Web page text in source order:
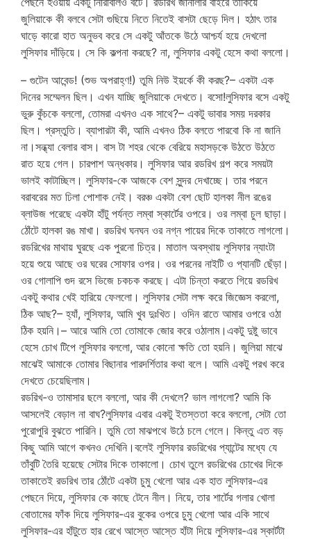
জুলিয়াকে কী বলবে সেটা গুছিয়ে নিতে নিতেই বাসটা ছেড়ে দিল। হঠাৎ তার
ঘাড়ে কারো হাত অনুভব করে সে একটু আঁতকে উঠে আশ্চর্য হয়ে দেখলো
লুসিফার দাঁড়িয়ে। সে কি কল্পনা করছে? না, লুসিফার একটু হেসে কথা বললো।
– গুটেন আবেন্ড! (শুভ অপরাহ্ণ!) তুমি নিউ ইয়র্কে কী করছ?– একটা এক
দিনের সম্মেলন ছিল। এখন যাচ্ছি জুলিয়াকে দেখতে। বসো!লুসিফার বসে একটু
ভুরু কুঁচকে বললো, তোমরা এখনও এক সাথে?– একটু ভাবার সময় দরকার
ছিল। প্রস্তুতি। ব্যাপারটা কী, আমি এখনও ঠিক বলতে পারবো কি না জানি
না।সন্ধ্যা বেলার বাস। বাস টা শহর থেকে বেরিয়ে মহাসড়কে উঠতে উঠতে
রাত হয়ে গেল। চারপাশ অন্ধকার। লুসিফার আর রডরিখ গল্প করে সময়টা
ভালই কাটাচ্ছিল। লুসিফার-কে আজকে বেশ সুন্দর দেখাচ্ছে। তার পরনে
বরাবরের মত ঢিলা পোশাক নেই। বরঞ্চ একটা বেশ ছোট হালকা নীল রঙের
ব্লাউজ পরেছে একটা হাঁটু পর্যন্ত লম্বা স্কার্টের ওপরে। ওর লম্বা চুল ছাড়া।
ঠোঁটে হালকা রঙ মাখা। রডরিখ ঘনঘন ওর নগ্ন পায়ের দিকে তাকাতে লাগলো।
রডরিখের মাথায় ঘুরছে এক পুরনো চিত্র। মাতাল অবস্থায় লুসিফার ন্যাংটা
হয়ে শুয়ে আছে ওর ঘরের সোফার ওপর। ওর পরনের নাইটি ও প্যানটি ছেঁড়া।
ওর গোলাপি গুদ রসে ভিজে চকচক করছে। এটা চিন্তা করতে গিয়ে রডরিখ
একটু কথার খেই হারিয়ে ফেললো। লুসিফার সেটা লক্ষ করে জিজ্ঞেস করলো,
ঠিক আছ?– হ্যাঁ, লুসিফার, আমি খুব দুঃখিত। ওদিন রাতে আমার ওপরে ওঠা
ঠিক হয়নি।– আরে আমি তো তোমাকে জোর করে ওঠালাম।একটু দুষ্টু ভাবে
হেসে চোখ টিপে লুসিফার বললো, আর কোনো ক্ষতি তো হয়নি। জুলিয়া মাঝে
মাঝেই আমাকে তোমার বিছানার পারদর্শিতার কথা বলে। আমি একটু পরখ করে
দেখতে চেয়েছিলাম।
রডরিখ-ও তামাসার ছলে বললো, আর কী দেখলে? ভাল লাগলো? আমি কি
আসলেই বেড়াল না বাঘ?লুসিফার এবার একটু ইতস্ততা করে বললো, সেটা তো
পুরোপুরি বুঝতে পারিনি। তুমি তো মাঝপথে উঠে চলে গেলে। কিন্তু এত বড়
কিছু আমি আগে কখনও দেখিনি।বলেই লুসিফার রডরিখের প্যান্টের মধ্যে যে
তাঁবুটি তৈরি হয়েছে সেটার দিকে তাকালো। চোখ তুলে রডরিখের চোখের দিকে
তাকাতেই রডরিখ তার ঠোঁটে একটা চুমু খেলো আর এক হাত লুসিফার-এর
পেছনে দিয়ে, লুসিফার কে কাছে টেনে নীল। নিয়ে, তার শার্টের গলার খোলা
বোতামের ফাঁক দিয়ে লুসিফার-এর বুকের ওপরে চুমু খেলো আর একি সাথে
লুসিফার-এর হাঁটুতে হার রেখে আস্তে আস্তে হাঁটা দিয়ে লুসিফার-এর স্কার্টটা